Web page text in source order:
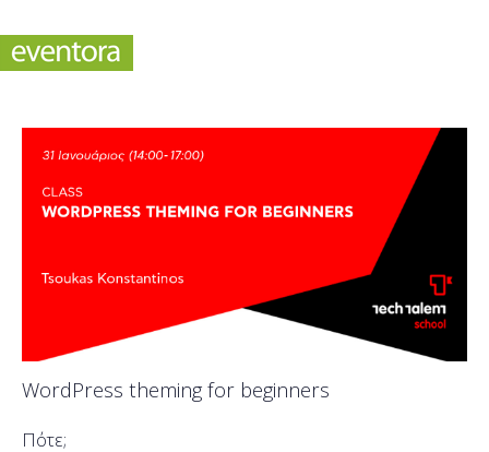
WordPress theming for beginners
Πότε;